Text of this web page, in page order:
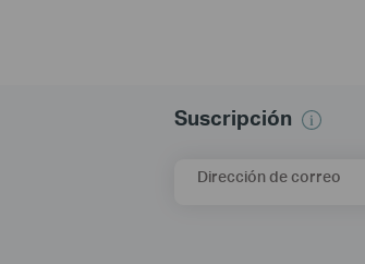
Suscripción
Dirección de correo